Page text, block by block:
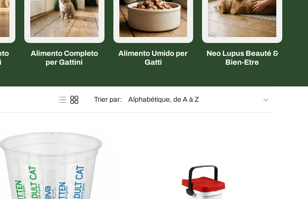
Alimento Completo
per Gattini
Alimento Umido per
Gatti
Neo Lupus Beauté &
Bien-Etre
Trier par: